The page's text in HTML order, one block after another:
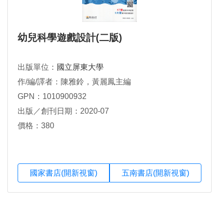
幼兒科學遊戲設計(二版)
出版單位： 國立屏東大學
作/編/譯者：陳雅鈴，黃麗鳳主編
GPN：1010900932
出版／創刊日期：2020-07
價格：380
國家書店(開新視窗) 五南書店(開新視窗)